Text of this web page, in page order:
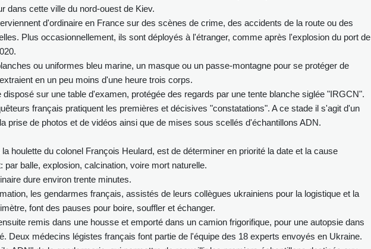
dans cette ville du nord-ouest de Kiev.
d'ordinaire en France sur des scènes de crime, des accidents de la route ou des
Plus occasionnellement, ils sont déployés à l'étranger, comme après l'explosion du port de
ou uniformes bleu marine, un masque ou un passe-montagne pour se protéger de
en un peu moins d'une heure trois corps.
sur une table d'examen, protégée des regards par une tente blanche siglée "IRGCN".
français pratiquent les premières et décisives "constatations". A ce stade il s'agit d'un
prise de photos et de vidéos ainsi que de mises sous scellés d'échantillons ADN.
houlette du colonel François Heulard, est de déterminer en priorité la date et la cause
par balle, explosion, calcination, voire mort naturelle.
dure environ trente minutes.
les gendarmes français, assistés de leurs collègues ukrainiens pour la logistique et la
font des pauses pour boire, souffler et échanger.
remis dans une housse et emporté dans un camion frigorifique, pour une autopsie dans
Deux médecins légistes français font partie de l'équipe des 18 experts envoyés en Ukraine.